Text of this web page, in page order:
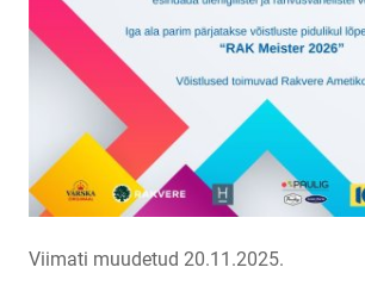
Viimati muudetud 20.11.2025.